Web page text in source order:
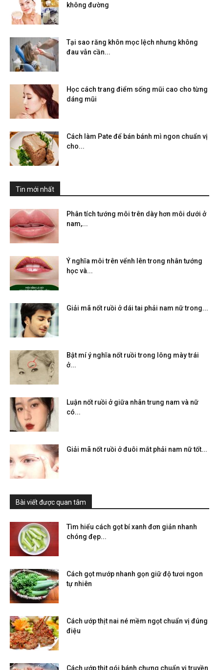
không đường
Tại sao răng khôn mọc lệch nhưng không
đau vẫn cần...
Học cách trang điểm sống mũi cao cho từng
dáng mũi
Cách làm Pate để bán bánh mì ngon chuẩn vị
cho...
Tin mới nhất
Phân tích tướng môi trên dày hơn môi dưới ở
nam,...
Ý nghĩa môi trên vểnh lên trong nhân tướng
học và...
Giải mã nốt ruồi ở dái tai phải nam nữ trong...
Bật mí ý nghĩa nốt ruồi trong lông mày trái
ở...
Luận nốt ruồi ở giữa nhân trung nam và nữ
có...
Giải mã nốt ruồi ở đuôi mắt phải nam nữ tốt...
Bài viết được quan tâm
Tìm hiểu cách gọt bí xanh đơn giản nhanh
chóng đẹp...
Cách gọt mướp nhanh gọn giữ độ tươi ngon
tự nhiên
Cách ướp thịt nai né mềm ngọt chuẩn vị đúng
điệu
Cách ướp thịt gói bánh chưng chuẩn vị truyền